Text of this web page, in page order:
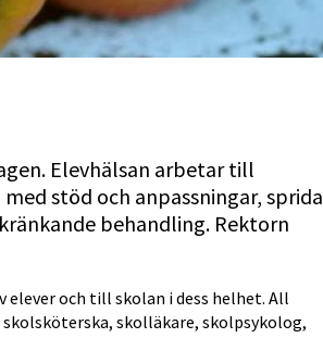
Elevhälsan arbetar till
stöd och anpassningar, sprida
behandling. Rektorn
och till skolan i dess helhet. All
skolläkare, skolpsykolog,